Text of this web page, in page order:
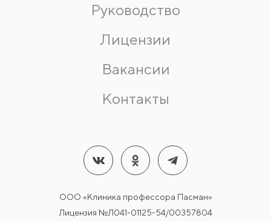
Руководство
Лицензии
Вакансии
Контакты
ООО «Клиника профессора Пасман»
Лицензия №Л041-01125-54/00357804